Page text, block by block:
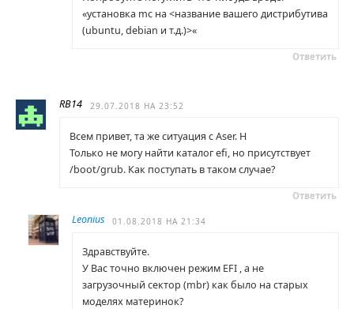
«установка mc на <название вашего дистрибутива
(ubuntu, debian и т.д.)>«
Ответить
RB14 29.07.2018 НА 23:52
Всем привет, та же ситуация с Aser. Н
Только не могу найти каталог efi, но присутствует
/boot/grub. Как поступать в таком случае?
Ответить
Leonius 01.08.2018 НА 21:34
Здравствуйте.
У Вас точно включен режим EFI , а не
загрузочный сектор (mbr) как было на старых
моделях материнок?